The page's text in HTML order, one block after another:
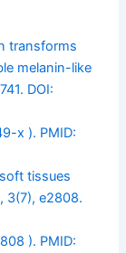
transforms
melanin-like
DOI:
x ). PMID:
tissues
3(7), e2808.
). PMID: